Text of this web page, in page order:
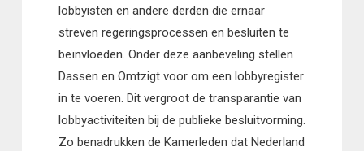
lobbyisten en andere derden die ernaar
streven regeringsprocessen en besluiten te
beïnvloeden. Onder deze aanbeveling stellen
Dassen en Omtzigt voor om een lobbyregister
in te voeren. Dit vergroot de transparantie van
lobbyactiviteiten bij de publieke besluitvorming.
Zo benadrukken de Kamerleden dat Nederland